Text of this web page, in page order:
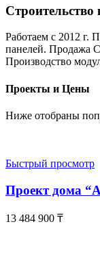
Работаем с 2012 г.
панелей. Продажа
Производство
Проекты и Цены
Ниже отобраны
Быстрый просмотр
Проект дома
13 484 900 ₸